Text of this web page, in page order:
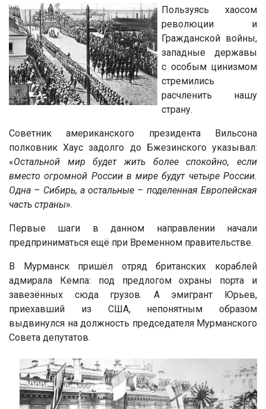
Пользуясь хаосом
революции и
Гражданской войны,
западные державы
с особым цинизмом
стремились
расчленить нашу
страну.
Советник американского президента Вильсона
полковник Хаус задолго до Бжезинского указывал:
«Остальной мир будет жить более спокойно, если
вместо огромной России в мире будут четыре России.
Одна – Сибирь, а остальные – поделенная Европейская
часть страны».
Первые шаги в данном направлении начали
предприниматься ещё при Временном правительстве.
В Мурманск пришёл отряд британских кораблей
адмирала Кемпа: под предлогом охраны порта и
завезённых сюда грузов. А эмигрант Юрьев,
приехавший из США, непонятным образом
выдвинулся на должность председателя Мурманского
Совета депутатов.